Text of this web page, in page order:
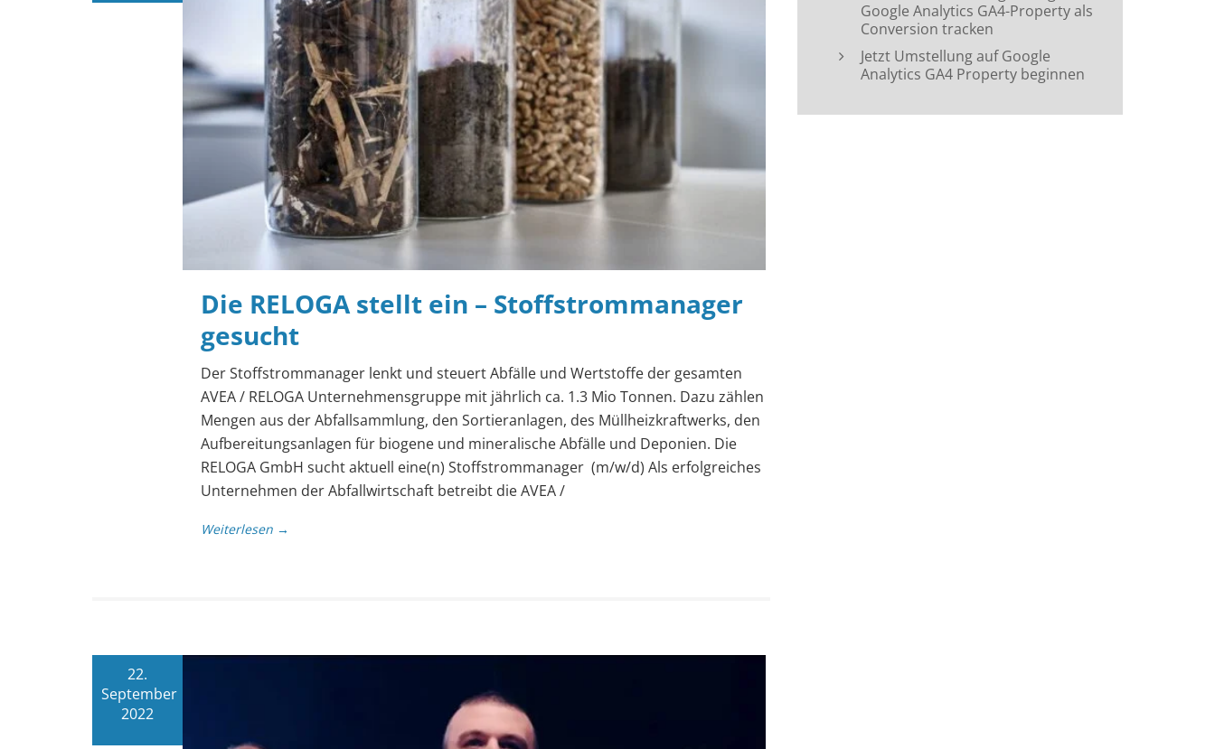
Die RELOGA stellt ein – Stoffstrommanager
gesucht
Der Stoffstrommanager lenkt und steuert Abfälle und Wertstoffe der gesamten
AVEA / RELOGA Unternehmensgruppe mit jährlich ca. 1.3 Mio Tonnen. Dazu zählen
Mengen aus der Abfallsammlung, den Sortieranlagen, des Müllheizkraftwerks, den
Aufbereitungsanlagen für biogene und mineralische Abfälle und Deponien. Die
RELOGA GmbH sucht aktuell eine(n) Stoffstrommanager (m/w/d) Als erfolgreiches
Unternehmen der Abfallwirtschaft betreibt die AVEA /
Weiterlesen →
22.
September
2022
Google Analytics GA4-Property als
Conversion tracken
Jetzt Umstellung auf Google
Analytics GA4 Property beginnen